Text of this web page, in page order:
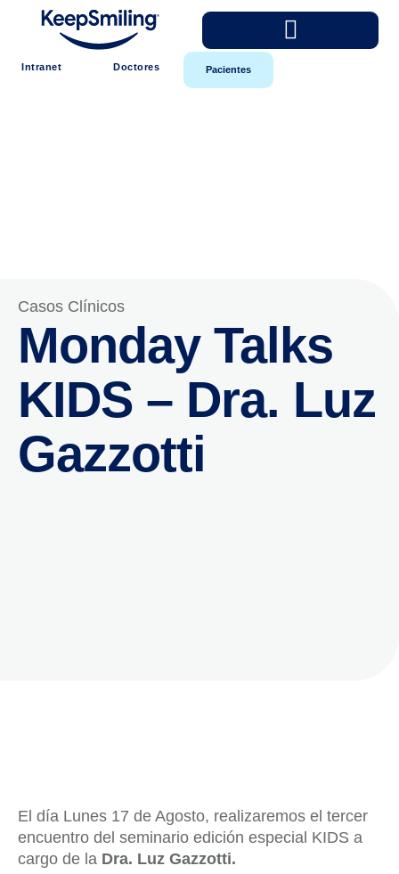
Intranet Doctores Pacientes
Casos Clínicos
Monday Talks
KIDS – Dra. Luz
Gazzotti
El día Lunes 17 de Agosto, realizaremos el tercer
encuentro del seminario edición especial KIDS a
cargo de la Dra. Luz Gazzotti.